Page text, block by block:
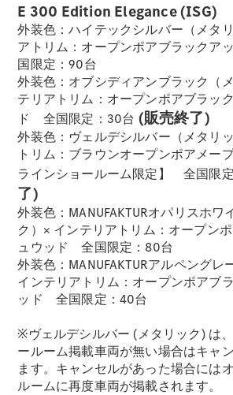
ベント キャ
ンペーン
Mercedes-
Benz LIVE!
Mercedes-
Benz
STUDIO
TOKYO
ディーラー
検索
ご購入相談
のご購入サ
ポート
デジタルコ
ンパニオン
限定車ライ
ンアップ
E 300 Edition Elegance (ISG)
外装色：ハイテックシルバー（メタ
アトリム：オープンポアブラックア
国限定：90台
外装色：オブシディアンブラック（
テリアトリム：オープンポアブラッ
ド 全国限定：30台 (販売終了)
外装色：ヴェルデシルバー（メタリ
トリム：ブラウンオープンポアメー
ラインショールーム限定】 全国限
了)
外装色：MANUFAKTURオパリスホワ
ク）× インテリアトリム：オープン
ュウッド 全国限定：80台
外装色：MANUFAKTURアルペングレ
インテリアトリム：オープンポアブ
ッド 全国限定：40台
※ヴェルデシルバー (メタリック) は
ールーム掲載車両が無い場合はキャ
ます。キャンセルがあった場合には
ルームに再度車両が掲載されます。